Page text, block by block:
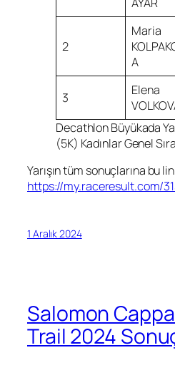
2
Maria
A
3
Elena
Decathlon Büyükada
(5K) Kadınlar Genel
Yarışın tüm sonuçlarına bu
https://my.raceresult.com/
1 Aralık 2024
Salomon
Trail 2024